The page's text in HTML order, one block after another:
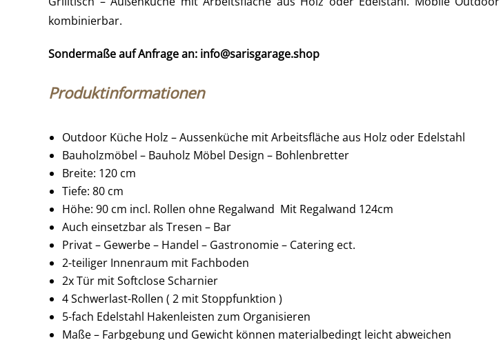
kombinierbar.
Sondermaße auf Anfrage an: info@sarisgarage.shop
Produktinformationen
Outdoor Küche Holz – Aussenküche mit Arbeitsfläche aus Holz oder Edelstahl
Bauholzmöbel – Bauholz Möbel Design – Bohlenbretter
Breite: 120 cm
Tiefe: 80 cm
Höhe: 90 cm incl. Rollen ohne Regalwand Mit Regalwand 124cm
Auch einsetzbar als Tresen – Bar
Privat – Gewerbe – Handel – Gastronomie – Catering ect.
2-teiliger Innenraum mit Fachboden
2x Tür mit Softclose Scharnier
4 Schwerlast-Rollen ( 2 mit Stoppfunktion )
5-fach Edelstahl Hakenleisten zum Organisieren
Maße – Farbgebung und Gewicht können materialbedingt leicht abweichen